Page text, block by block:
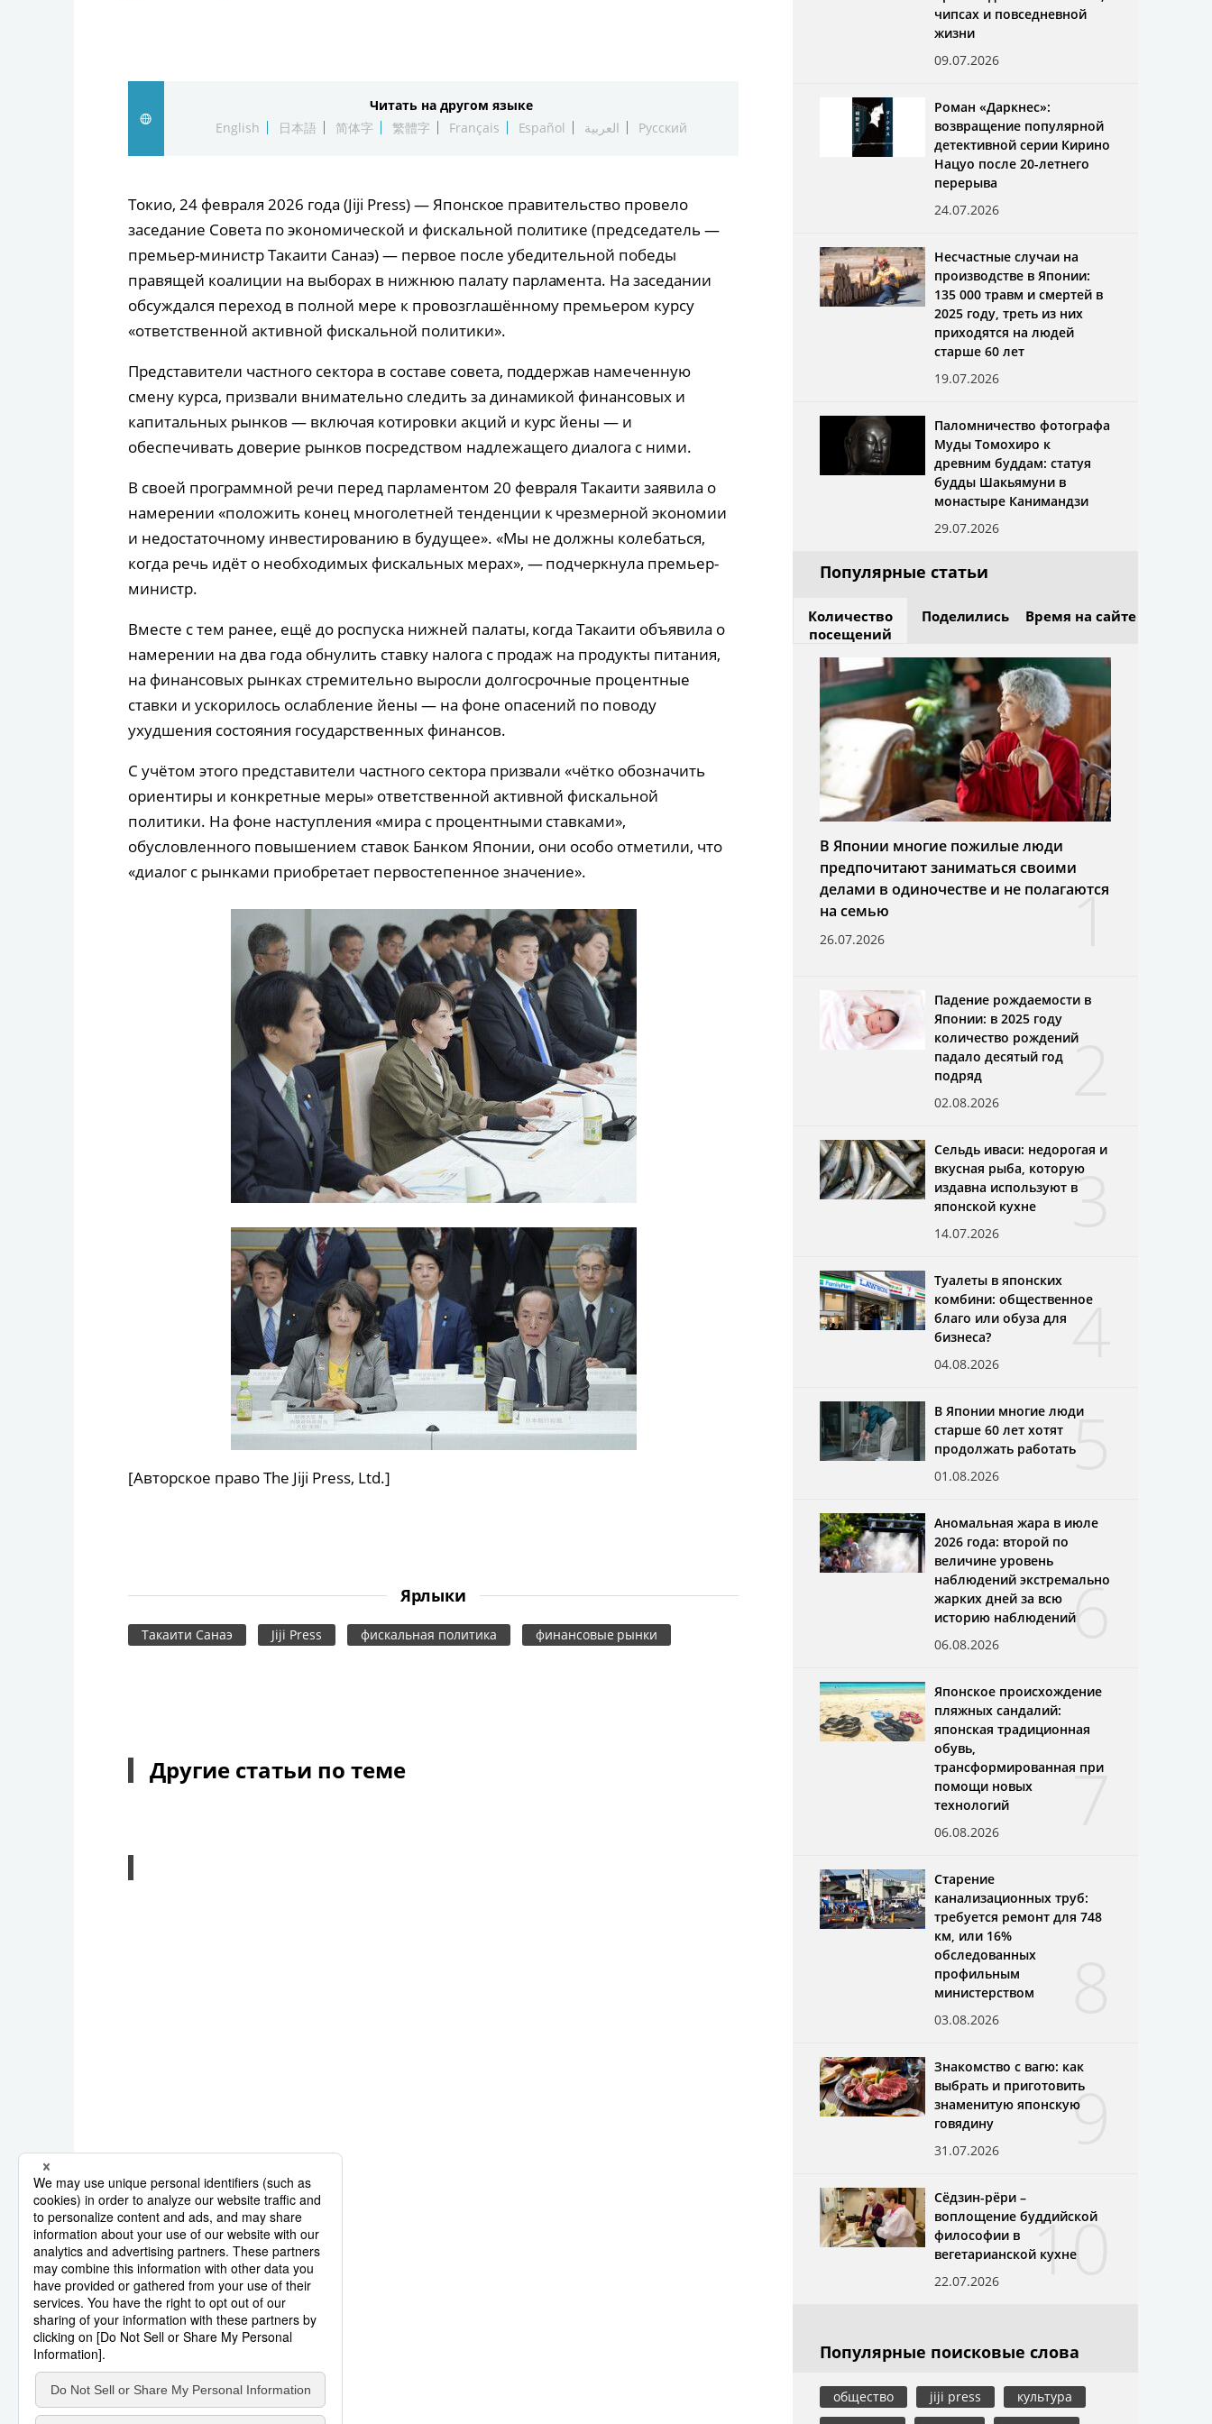
Читать на другом языке
English
日本語 简体字 繁體字 Français Español العربية Русский
Токио, 24 февраля 2026 года (Jiji Press) — Японское правительство провело
заседание Совета по экономической и фискальной политике (председатель —
премьер-министр Такаити Санаэ) — первое после убедительной победы
правящей коалиции на выборах в нижнюю палату парламента. На заседании
обсуждался переход в полной мере к провозглашённому премьером курсу
«ответственной активной фискальной политики».
Представители частного сектора в составе совета, поддержав намеченную
смену курса, призвали внимательно следить за динамикой финансовых и
капитальных рынков — включая котировки акций и курс йены — и
обеспечивать доверие рынков посредством надлежащего диалога с ними.
В своей программной речи перед парламентом 20 февраля Такаити заявила о
намерении «положить конец многолетней тенденции к чрезмерной экономии
и недостаточному инвестированию в будущее». «Мы не должны колебаться,
когда речь идёт о необходимых фискальных мерах», — подчеркнула премьер-
министр.
Вместе с тем ранее, ещё до роспуска нижней палаты, когда Такаити объявила о
намерении на два года обнулить ставку налога с продаж на продукты питания,
на финансовых рынках стремительно выросли долгосрочные процентные
ставки и ускорилось ослабление йены — на фоне опасений по поводу
ухудшения состояния государственных финансов.
С учётом этого представители частного сектора призвали «чётко обозначить
ориентиры и конкретные меры» ответственной активной фискальной
политики. На фоне наступления «мира с процентными ставками»,
обусловленного повышением ставок Банком Японии, они особо отметили, что
«диалог с рынками приобретает первостепенное значение».
[Авторское право The Jiji Press, Ltd.]
Ярлыки
Такаити Санаэ Jiji Press фискальная политика финансовые рынки
Другие статьи по теме
чипсах и повседневной
жизни
09.07.2026
Роман «Даркнес»:
возвращение популярной
детективной серии Кирино
Нацуо после 20-летнего
перерыва
24.07.2026
Несчастные случаи на
производстве в Японии:
135 000 травм и смертей в
2025 году, треть из них
приходятся на людей
старше 60 лет
19.07.2026
Паломничество фотографа
Муды Томохиро к
древним буддам: статуя
будды Шакьямуни в
монастыре Канимандзи
29.07.2026
Популярные статьи
Количество
посещений
Поделились Время на сайте
1
В Японии многие пожилые люди
предпочитают заниматься своими
делами в одиночестве и не полагаются
на семью
26.07.2026
2
Падение рождаемости в
Японии: в 2025 году
количество рождений
падало десятый год
подряд
02.08.2026
3
Сельдь иваси: недорогая и
вкусная рыба, которую
издавна используют в
японской кухне
14.07.2026
4
Туалеты в японских
комбини: общественное
благо или обуза для
бизнеса?
04.08.2026
5
В Японии многие люди
старше 60 лет хотят
продолжать работать
01.08.2026
6
Аномальная жара в июле
2026 года: второй по
величине уровень
наблюдений экстремально
жарких дней за всю
историю наблюдений
06.08.2026
7
Японское происхождение
пляжных сандалий:
японская традиционная
обувь,
трансформированная при
помощи новых
технологий
06.08.2026
Старение
канализационных труб:
требуется ремонт для 748
км, или 16%
обследованных
профильным
министерством
03.08.2026
9
Знакомство с вагю: как
выбрать и приготовить
знаменитую японскую
говядину
31.07.2026
10
Сёдзин-рёри –
воплощение буддийской
философии в
вегетарианской кухне
22.07.2026
Популярные поисковые слова
общество jiji press
культура